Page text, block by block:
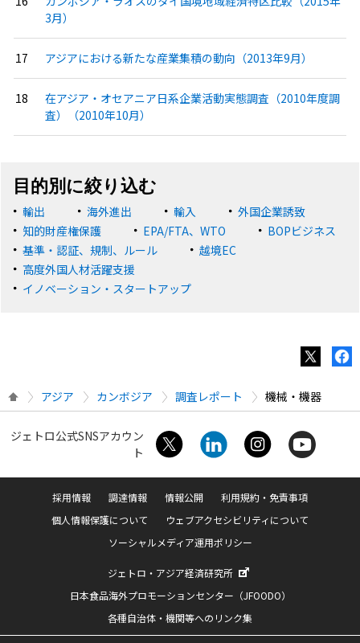
3月）
アジアにおける新たな産業集積の動向（2013年9月）
在アジア・オセアニア日系企業活動実態調査（2010年度調
査）（2010年10月）
目的別に絞り込む
輸出 海外進出 輸入
外国企業誘致
知的財産権保護
EPA/FTA、WTO
BOPビジネス
基準・認証、規制、ルール
越境EC
高度外国人材活躍支援
イノベーション・スタートアップ
アジア カンボジア 調査レポート 機械・機器
ジェトロ公式SNSアカウン
ト
採用情報 調達情報 情報公開
利用規約・免責事項
個人情報保護について
ウェブアクセシビリティについて
ソーシャルメディア運用ポリシー
ジェトロ・アジア経済研究所
日本食品海外プロモーションセンター（JFOODO）
各種自治体・機関等へのリンク集